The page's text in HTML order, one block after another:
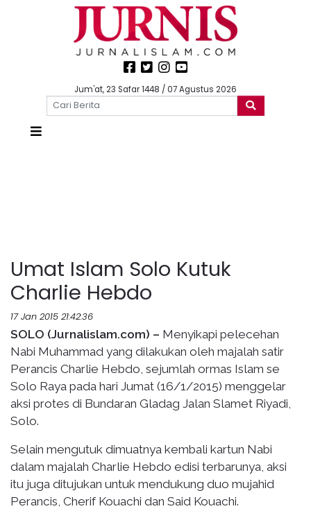
Jum'at, 23 Safar 1448 / 07 Agustus 2026
Umat Islam Solo Kutuk
Charlie Hebdo
17 Jan 2015 21:42:36
SOLO (Jurnalislam.com) – Menyikapi pelecehan
Nabi Muhammad yang dilakukan oleh majalah satir
Perancis Charlie Hebdo, sejumlah ormas Islam se
Solo Raya pada hari Jumat (16/1/2015) menggelar
aksi protes di Bundaran Gladag Jalan Slamet Riyadi,
Solo.
Selain mengutuk dimuatnya kembali kartun Nabi
dalam majalah Charlie Hebdo edisi terbarunya, aksi
itu juga ditujukan untuk mendukung duo mujahid
Perancis, Cherif Kouachi dan Said Kouachi.